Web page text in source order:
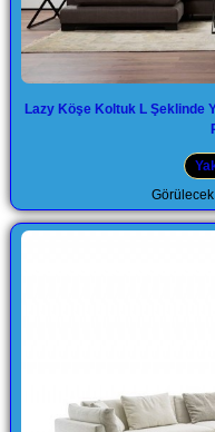
Lazy Köşe Koltuk L Şeklinde